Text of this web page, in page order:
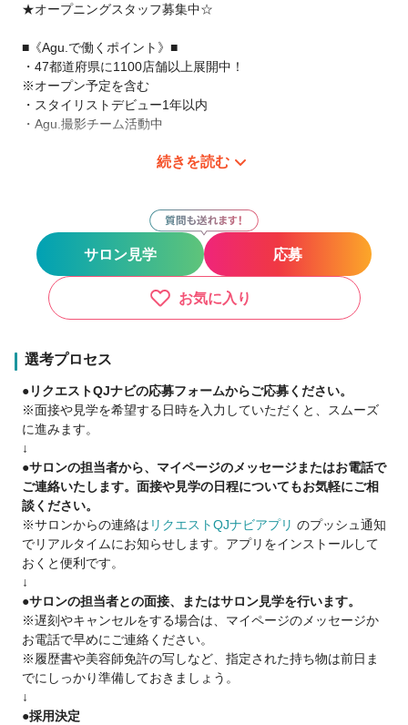
★オープニングスタッフ募集中☆
■《Agu.で働くポイント》■
・47都道府県に1100店舗以上展開中！
※オープン予定を含む
・スタイリストデビュー1年以内
・Agu.撮影チーム活動中
サロン見学だけでというのでもOKです。
現在、日本全国（47都道府県）にAgu.は展開中です。
あなたの働きたい場所で、やりたい働き方を!
【○○したい！がAgu.ならできます！！】
●バリバリ派
・都会で美容師として活躍したい！
・地元に帰って美容師として活躍したい！
・子供を保育園などに預けている間だけ働きたい♪
●ゆったり派
・美容師をしながらも夢を実現したい♪
・17時退社で夕方から友達と遊びたい♪
などなど
■《スタイリストデビューした後は》■
・歩合率55％～65％
・報酬は嬉しい【日払い】
・Agu.では副業・WワークもOK!!
・フランチャイズ制度
・Agu.独自の確定申告システムを使えます。
困った時には税理士サポートを受けられます！
■《フリーランス(業務委託)は不安という方へ》■
14年で1100店舗以上拡大をさせて頂いているのは
・新規集客力(お客様からの信頼)
・働きやすさ(4700名以上の美容師さんからの信頼)
続きを読む
サロン見学 応募
お気に入り
選考プロセス
●リクエストQJナビの応募フォームからご応募ください。
※面接や見学を希望する日時を入力していただくと、スムーズ
に進みます。
↓
●サロンの担当者から、マイページのメッセージまたはお電話で
ご連絡いたします。面接や見学の日程についてもお気軽にご相
談ください。
※サロンからの連絡は リクエストQJナビアプリ のプッシュ通知
でリアルタイムにお知らせします。アプリをインストールして
おくと便利です。
↓
●サロンの担当者との面接、またはサロン見学を行います。
※遅刻やキャンセルをする場合は、マイページのメッセージか
お電話で早めにご連絡ください。
※履歴書や美容師免許の写しなど、指定された持ち物は前日ま
でにしっかり準備しておきましょう。
↓
●採用決定